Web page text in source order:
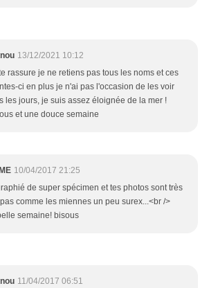
13/12/2021 10:12
rassure je ne retiens pas tous les noms et ces
ci en plus je n'ai pas l'occasion de les voir
les jours, je suis assez éloignée de la mer !
et une douce semaine
10/04/2017 21:25
de super spécimen et tes photos sont très
comme les miennes un peu surex...<br />
semaine! bisous
11/04/2017 06:51